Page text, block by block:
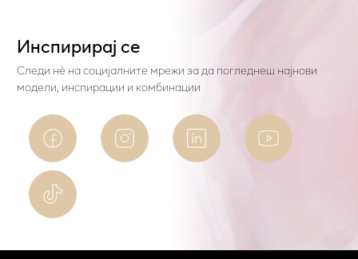
Инспирирај се
Следи нѐ на социјалните мрежи за да погледнеш најнови
модели, инспирации и комбинации